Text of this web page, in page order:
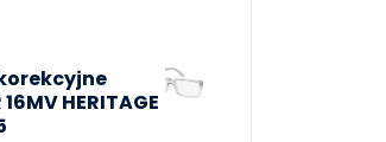
HERITAGE